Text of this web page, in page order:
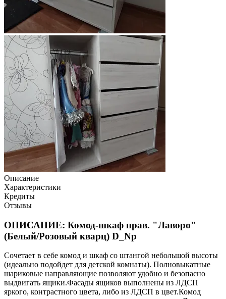
Описание
Характеристики
Кредиты
Отзывы
ОПИСАНИЕ: Комод-шкаф прав. "Лаворо"
(Белый/Розовый кварц) D_Np
Сочетает в себе комод и шкаф со штангой небольшой высоты
(идеально подойдет для детской комнаты). Полновыкатные
шариковые направляющие позволяют удобно и безопасно
выдвигать ящики.Фасады ящиков выполнены из ЛДСП
яркого, контрастного цвета, либо из ЛДСП в цвет.Комод